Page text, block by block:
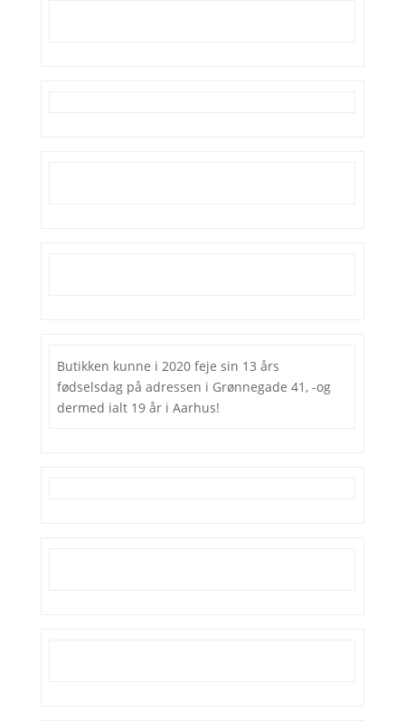
Butikken kunne i 2020 feje sin 13 års
fødselsdag på adressen i Grønnegade 41, -og
dermed ialt 19 år i Aarhus!